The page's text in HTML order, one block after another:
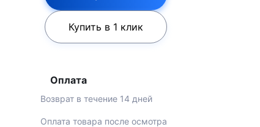
Купить в 1 клик
Оплата
Возврат в течение 14 дней
Оплата товара после осмотра